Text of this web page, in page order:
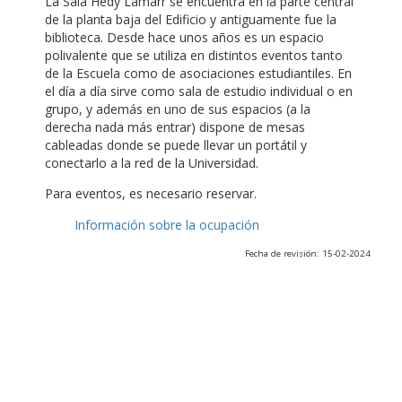
de la planta baja del Edificio y antiguamente fue la
biblioteca. Desde hace unos años es un espacio
polivalente que se utiliza en distintos eventos tanto
de la Escuela como de asociaciones estudiantiles. En
el día a día sirve como sala de estudio individual o en
grupo, y además en uno de sus espacios (a la
derecha nada más entrar) dispone de mesas
cableadas donde se puede llevar un portátil y
conectarlo a la red de la Universidad.
Para eventos, es necesario reservar.
Información sobre la ocupación
Fecha de revisión: 15-02-2024